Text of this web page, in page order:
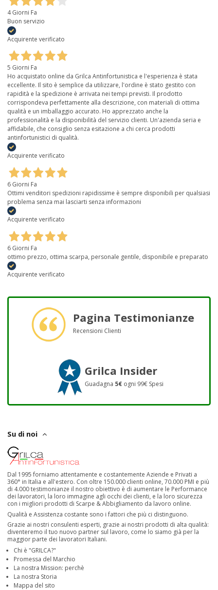
4 Giorni Fa
Buon servizio
Acquirente verificato
5 Giorni Fa
Ho acquistato online da Grilca Antinfortunistica e l'esperienza è stata
eccellente. Il sito è semplice da utilizzare, l'ordine è stato gestito con
rapidità e la spedizione è arrivata nei tempi previsti. Il prodotto
corrispondeva perfettamente alla descrizione, con materiali di ottima
qualità e un imballaggio accurato. Ho apprezzato anche la
professionalità e la disponibilità del servizio clienti. Un'azienda seria e
affidabile, che consiglio senza esitazione a chi cerca prodotti
antinfortunistici di qualità.
Acquirente verificato
6 Giorni Fa
Ottimi venditori spedizioni rapidissime è sempre disponibili per qualsiasi
problema senza mai lasciarti senza informazioni
Acquirente verificato
6 Giorni Fa
ottimo prezzo, ottima scarpa, personale gentile, disponibile e preparato
Acquirente verificato
Pagina Testimonianze
Recensioni Clienti
Grilca Insider
Guadagna 5€ ogni 99€ Spesi
Su di noi
Dal 1995 forniamo attentamente e costantemente Aziende e Privati a
360° in Italia e all'estero. Con oltre 150.000 clienti online, 70.000 PMI e più
di 4.000 testimonianze il nostro obiettivo è di aumentare le Performance
dei lavoratori, la loro immagine agli occhi dei clienti, e la loro sicurezza
con i migliori prodotti di Scarpe & Abbigliamento da lavoro online.
Qualità e Assistenza costante sono i fattori che più ci distinguono.
Grazie ai nostri consulenti esperti, grazie ai nostri prodotti di alta qualità:
diventeremo il tuo nuovo partner sul lavoro, come lo siamo già per la
maggior parte dei lavoratori Italiani.
Chi è "GRILCA?"
Promessa del Marchio
La nostra Mission: perchè
La nostra Storia
Mappa del sito